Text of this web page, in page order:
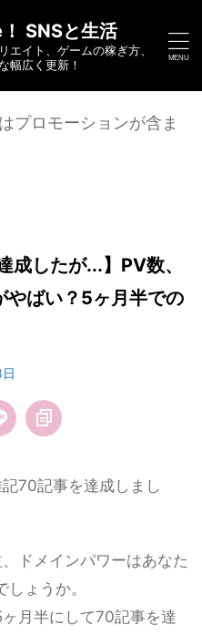
SNSと生活
エイト、ゲームの稼ぎ方、
幅広く更新！
プロモーションが含ま
成したが...】PV数、
やばい？5ヶ月半での
70記事を達成しまし
ドメインパワーはあなた
ょうか。
月半にして70記事を達